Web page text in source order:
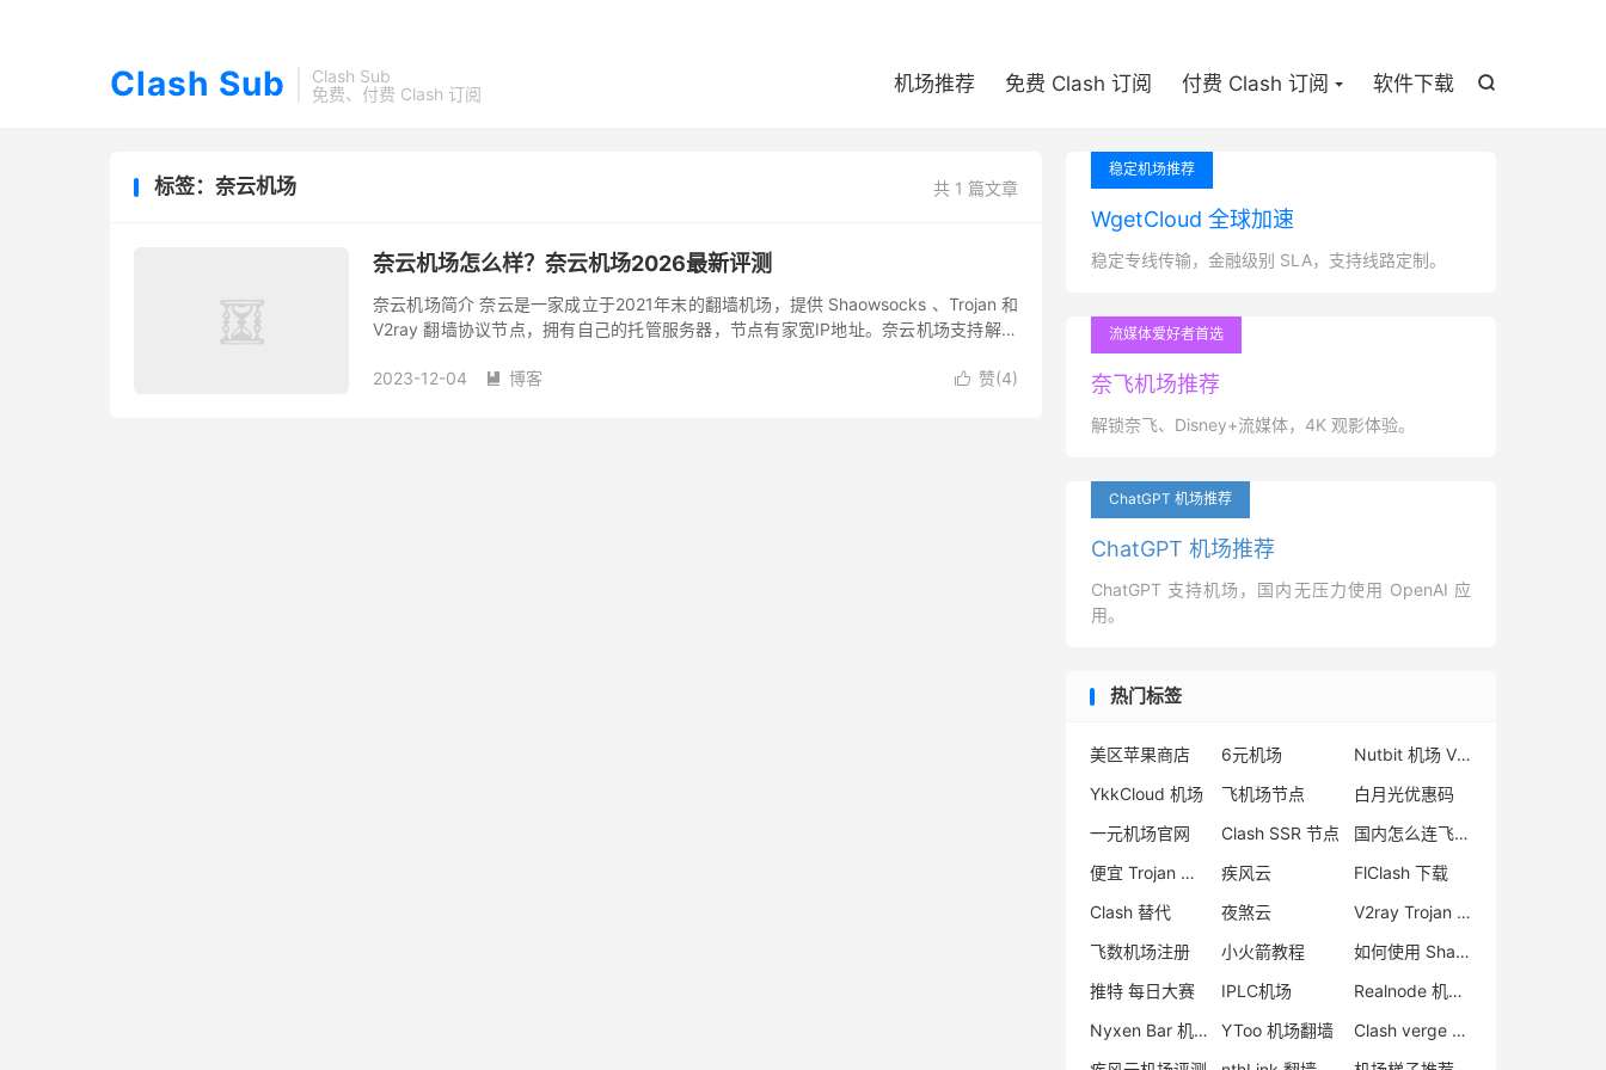
Clash Sub
Clash Sub
免费、付费 Clash 订阅

机场推荐 免费 Clash 订阅 付费 Clash 订阅 软件下载
共 1 篇文章
标签：奈云机场
奈云机场怎么样？奈云机场2026最新评测
奈云机场简介 奈云是一家成立于2021年末的翻墙机场，提供 Shaowsocks 、Trojan 和
V2ray 翻墙协议节点，拥有自己的托管服务器，节点有家宽IP地址。奈云机场支持解锁
 赞(4)
2023-12-04  博客
稳定机场推荐
WgetCloud 全球加速
稳定专线传输，金融级别 SLA，支持线路定制。
流媒体爱好者首选
奈飞机场推荐
解锁奈飞、Disney+流媒体，4K 观影体验。
ChatGPT 机场推荐
ChatGPT 机场推荐
ChatGPT 支持机场，国内无压力使用 OpenAI 应
用。
热门标签
美区苹果商店 6元机场
Nutbit 机场 VPN
YkkCloud 机场
飞机场节点
白月光优惠码
一元机场官网
Clash SSR 节点
国内怎么连飞机软件
便宜 Trojan 购买
疾风云
FlClash 下载
Clash 替代
夜煞云
V2ray Trojan 区别
飞数机场注册
小火箭教程
如何使用 Shadowsocks 订阅
推特 每日大赛
IPLC机场
Realnode 机场怎么用
Nyxen Bar 机场评测
YToo 机场翻墙
Clash verge 节点